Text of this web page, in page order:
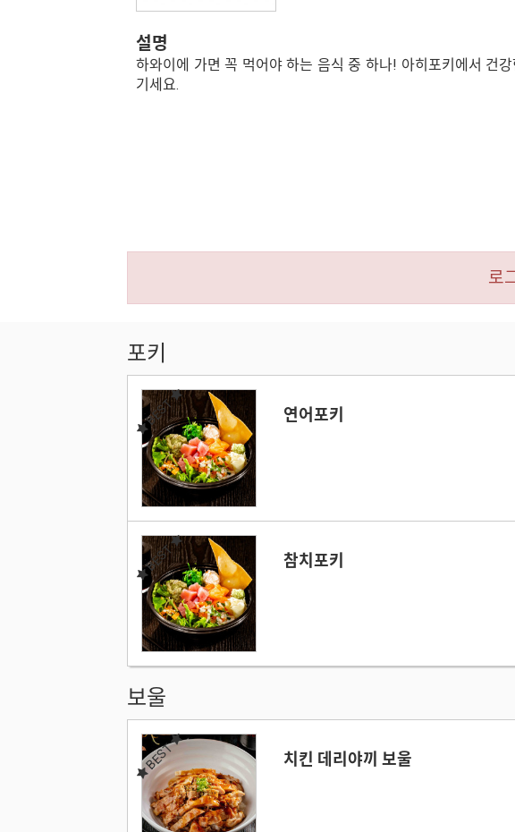
설명
하와이에 가면 꼭 먹어야 하는 음식 중 하나! 아히포키에서 건
기세요.
로
포키
BEST 연어포키
BEST 참치포키
보울
BEST 치킨 데리야끼 보울